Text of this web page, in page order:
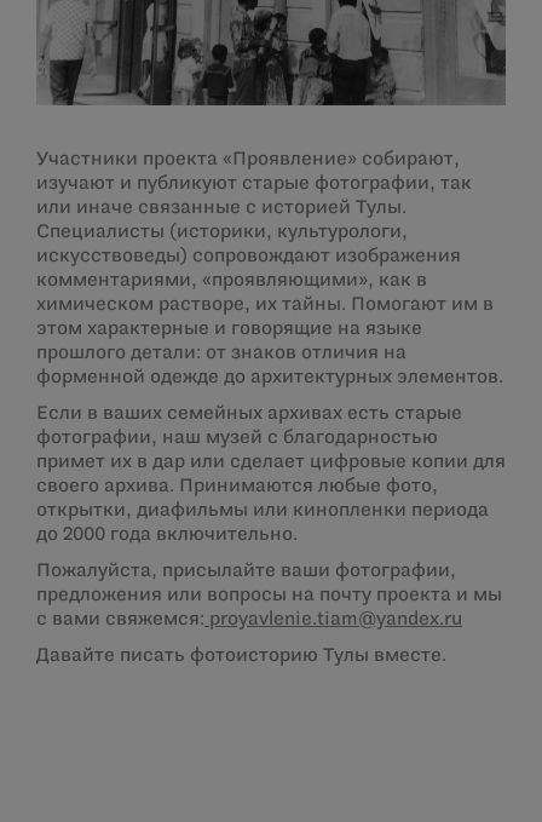
Участники проекта «Проявление» собирают,
изучают и публикуют старые фотографии, так
или иначе связанные с историей Тулы.
Специалисты (историки, культурологи,
искусствоведы) сопровождают изображения
комментариями, «проявляющими», как в
химическом растворе, их тайны. Помогают им в
этом характерные и говорящие на языке
прошлого детали: от знаков отличия на
форменной одежде до архитектурных элементов.
Если в ваших семейных архивах есть старые
фотографии, наш музей с благодарностью
примет их в дар или сделает цифровые копии для
своего архива. Принимаются любые фото,
открытки, диафильмы или кинопленки периода
до 2000 года включительно.
Пожалуйста, присылайте ваши фотографии,
предложения или вопросы на почту проекта и мы
с вами свяжемся: proyavlenie.tiam@yandex.ru
Давайте писать фотоисторию Тулы вместе.